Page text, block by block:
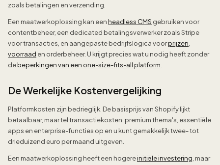
zoals betalingen en verzending.
Een maatwerkoplossing kan eenheadless CMS gebruiken voor
contentbeheer, een dedicated betalingsverwerker zoals Stripe
voor transacties, en aangepaste bedrijfslogica voorprijzen,
voorraad en orderbeheer. U krijgt precies wat u nodig heeft zonder
debeperkingen van een one-size-fits-all platform.
De Werkelijke Kostenvergelijking
Platformkosten zijn bedrieglijk. De basisprijs van Shopify lijkt
betaalbaar, maar tel transactiekosten, premium thema's, essentiële
apps en enterprise-functies op en u kunt gemakkelijk twee- tot
drieduizend euro per maand uitgeven.
Een maatwerkoplossing heeft een hogereinitiële investering, maar